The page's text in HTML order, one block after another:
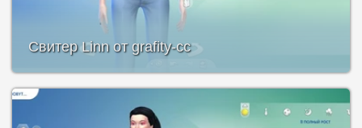
Свитер Linn от grafity-cc